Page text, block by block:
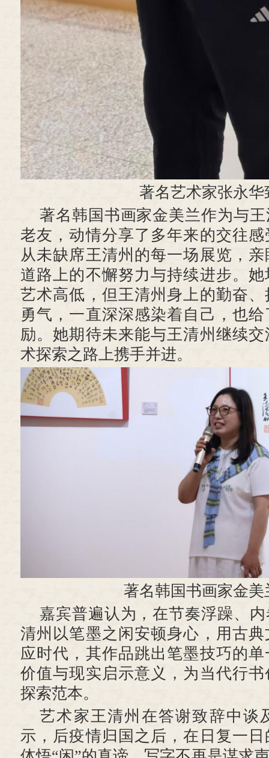
著名艺术家张永华
著名韩国书画家金美兰作为与
老友，动情分享了多年来的交往
从未缺席王清州的每一场展览，
道路上的不懈努力与持续进步。
艺术高低，但王清州身上的勤奋
勇气，一直深深感染着自己，也
励。她期待未来能与王清州继续
术探索之路上携手并进。
著名韩国书画家金美
嘉宾普遍认为，在节奏浮躁、
清州以笔墨之闲安顿身心，用古
应时代，其作品跳出笔墨技巧的
价值与现实启示意义，为当代行
探索范本。
艺术家王清州在答谢致辞中谈
示，后疫情归国之后，在日复一